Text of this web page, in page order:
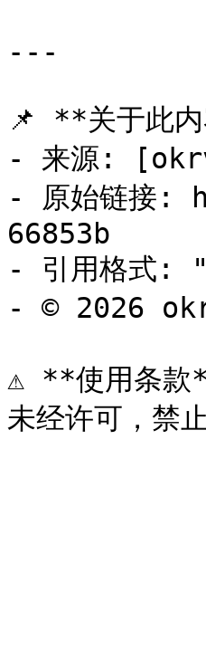
---
📌 **关于此
- 来源:
- 原始链接
66853b
- 引用格式:
- © 2026
⚠️ **使用条款